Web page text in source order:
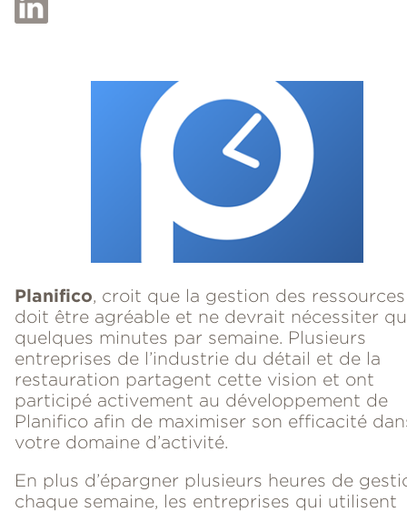
Planifico , croit que la gestion des ressources
doit être agréable et ne devrait nécessiter
quelques minutes par semaine. Plusieurs
entreprises de l’industrie du détail et de la
restauration partagent cette vision et ont
participé activement au développement de
Planifico afin de maximiser son efficacité
votre domaine d’activité.
En plus d’épargner plusieurs heures de
chaque semaine, les entreprises qui utilisent